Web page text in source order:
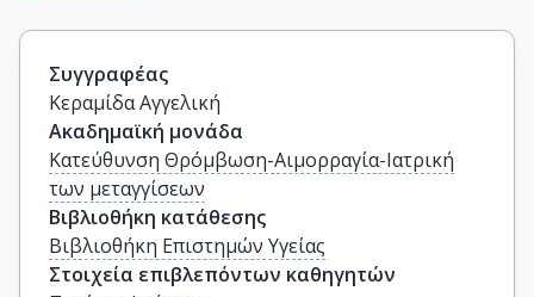
Συγγραφέας
Κεραμίδα Αγγελική
Ακαδημαϊκή μονάδα
Κατεύθυνση Θρόμβωση-Αιμορραγία-Ιατρική
των μεταγγίσεων
Βιβλιοθήκη κατάθεσης
Βιβλιοθήκη Επιστημών Υγείας
Στοιχεία επιβλεπόντων καθηγητών